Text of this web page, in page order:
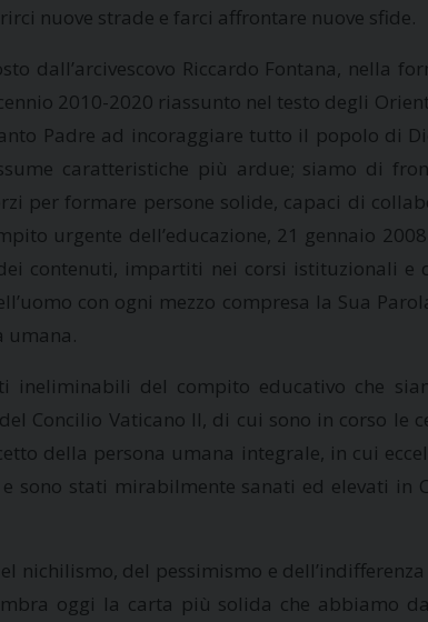
nuove strade e farci affrontare nuove sfide.
dall’arcivescovo Riccardo Fontana, nella
2010-2020 riassunto nel testo degli
Padre ad incoraggiare tutto il popolo di
caratteristiche più ardue; siamo di
per formare persone solide, capaci di
urgente dell’educazione, 21 gennaio
contenuti, impartiti nei corsi istituzionali e
con ogni mezzo compresa la Sua
umana.
ineliminabili del compito educativo che
Concilio Vaticano II, di cui sono in corso le
della persona umana integrale, in cui
stati mirabilmente sanati ed elevati in
del pessimismo e
oggi la carta più solida che abbiamo